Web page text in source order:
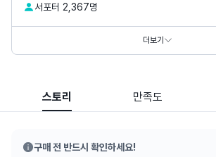
서포터 2,367명
https://www.buddlemom.com
더보기
스토리 만족도
구매 전 반드시 확인하세요!